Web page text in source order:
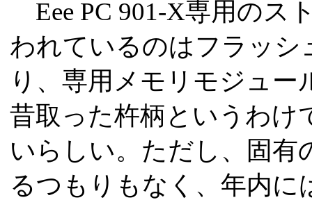
Eee PC 901-X専用のス
われているのはフラッ
り、専用メモリモジュ
昔取った杵柄というわけ
いらしい。ただし、固有
るつもりもなく、年内に